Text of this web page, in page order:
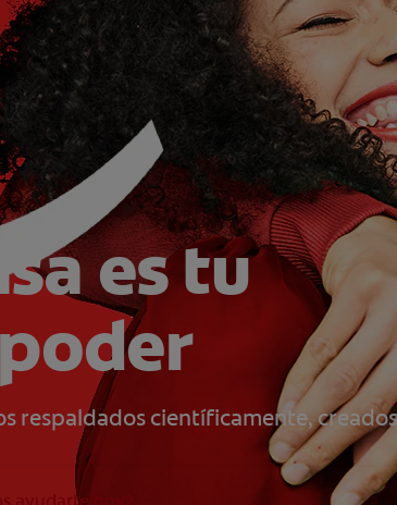
es tu
respaldados científicamente,